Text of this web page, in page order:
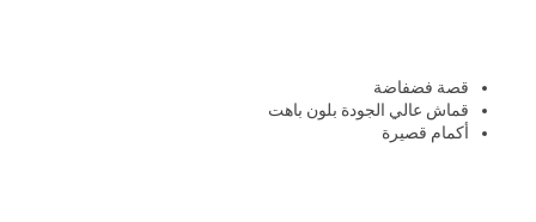
قصة فضفاضة
قماش عالي الجودة بلون باهت
أكمام قصيرة